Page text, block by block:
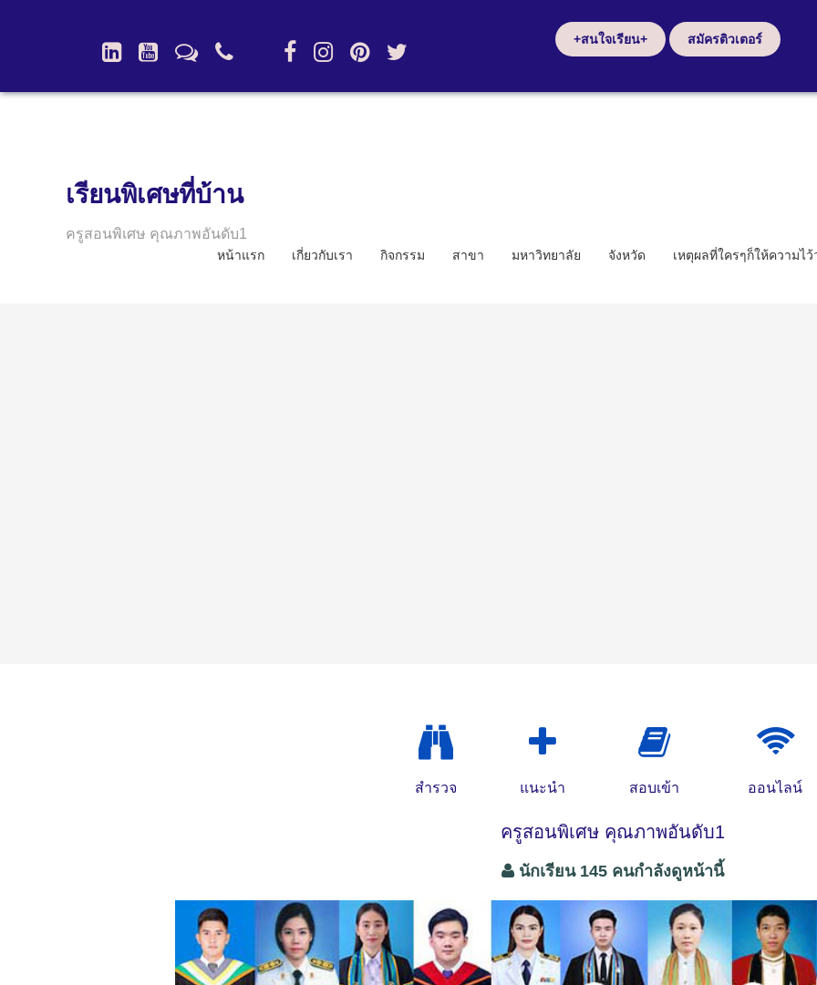
+สนใจเรียน+ สมัครติวเตอร์
เรียนพิเศษที่บ้าน
ครูสอนพิเศษ คุณภาพอันดับ1
หน้าแรก เกี่ยวกับเรา กิจกรรม สาขา มหาวิทยาลัย จังหวัด เหตุผลที่ใครๆก็ให้ความไว้
สำรวจ แนะนำ สอบเข้า ออนไลน์
ครูสอนพิเศษ คุณภาพอันดับ1
นักเรียน 145 คนกำลังดูหน้านี้